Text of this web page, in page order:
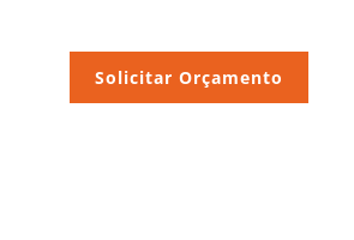
Solicitar Orçamento